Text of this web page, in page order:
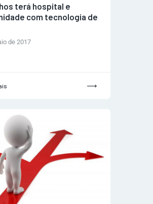
terá hospital e
com tecnologia de
de 2017